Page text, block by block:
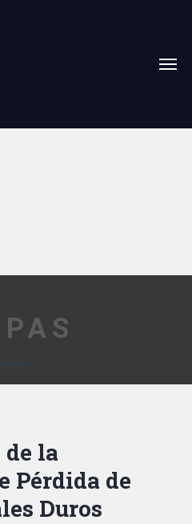
la
Pérdida de
Duros